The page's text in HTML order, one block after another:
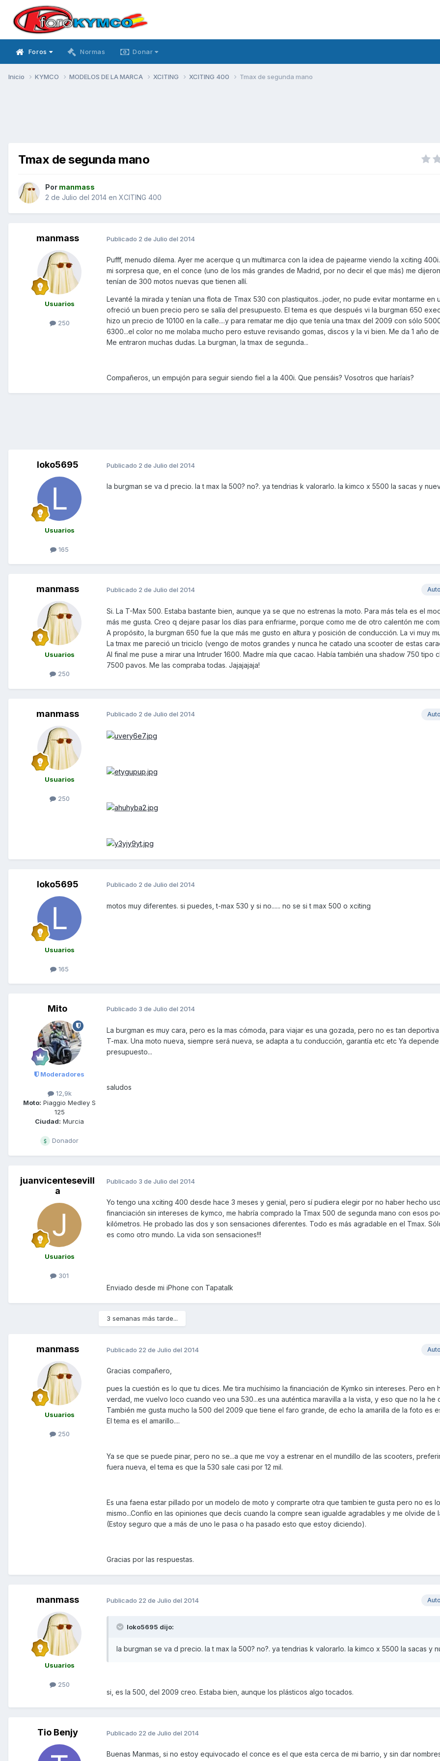
Foros Normas Donar
Inicio KYMCO MODELOS DE LA MARCA XCITING XCITING 400 Tmax de segunda mano
Tmax de segunda mano
Por manmass
2 de Julio del 2014 en XCITING 400
manmass
Usuarios
250
Publicado 2 de Julio del 2014
Pufff, menudo dilema. Ayer me acerque q un multimarca con la idea de pajearme viendo la xciting
mi sorpresa que, en el conce (uno de los más grandes de Madrid, por no decir el que más) me
tenían de 300 motos nuevas que tienen allí.
Levanté la mirada y tenían una flota de Tmax 530 con plastiquitos...joder, no pude evitar montarme en
ofreció un buen precio pero se salía del presupuesto. El tema es que después vi la burgman 650
hizo un precio de 10100 en la calle....y para rematar me dijo que tenía una tmax del 2009 con sólo
6300...el color no me molaba mucho pero estuve revisando gomas, discos y la vi bien. Me da 1 año
Me entraron muchas dudas. La burgman, la tmax de segunda...
Compañeros, un empujón para seguir siendo fiel a la 400i. Que pensáis? Vosotros que haríais?
loko5695
Usuarios
165
Publicado 2 de Julio del 2014
la burgman se va d precio. la t max la 500? no?. ya tendrias k valorarlo. la kimco x 5500 la sacas y
manmass
Usuarios
250
Publicado 2 de Julio del 2014
Si. La T-Max 500. Estaba bastante bien, aunque ya se que no estrenas la moto. Para más tela es el
más me gusta. Creo q dejare pasar los días para enfriarme, porque como me de otro calentón me
A propósito, la burgman 650 fue la que más me gusto en altura y posición de conducción. La vi muy
La tmax me pareció un triciclo (vengo de motos grandes y nunca he catado una scooter de estas
Al final me puse a mirar una Intruder 1600. Madre mía que cacao. Había también una shadow 750 tipo
7500 pavos. Me las compraba todas. Jajajajaja!
manmass
Usuarios
250
Publicado 2 de Julio del 2014
loko5695
Usuarios
165
Publicado 2 de Julio del 2014
motos muy diferentes. si puedes, t-max 530 y si no...... no se si t max 500 o xciting
Mito
Moderadores
12,9k
Moto: Piaggio Medley S
125
Ciudad: Murcia
Donador
Publicado 3 de Julio del 2014
La burgman es muy cara, pero es la mas cómoda, para viajar es una gozada, pero no es tan
T-max. Una moto nueva, siempre será nueva, se adapta a tu conducción, garantía etc etc Ya
presupuesto...
saludos
juanvicentesevill
a
Usuarios
301
Publicado 3 de Julio del 2014
Yo tengo una xciting 400 desde hace 3 meses y genial, pero sí pudiera elegir por no haber hecho
financiación sin intereses de kymco, me habría comprado la Tmax 500 de segunda mano con esos
kilómetros. He probado las dos y son sensaciones diferentes. Todo es más agradable en el Tmax.
es como otro mundo. La vida son sensaciones!!!
Enviado desde mi iPhone con Tapatalk
3 semanas más tarde...
manmass
Usuarios
250
Publicado 22 de Julio del 2014
Gracias compañero,
pues la cuestión es lo que tu dices. Me tira muchísimo la financiación de Kymko sin intereses. Pero en
verdad, me vuelvo loco cuando veo una 530...es una auténtica maravilla a la vista, y eso que no la he
También me gusta mucho la 500 del 2009 que tiene el faro grande, de echo la amarilla de la foto es
El tema es el amarillo....
Ya se que se puede pinar, pero no se...a que me voy a estrenar en el mundillo de las scooters,
fuera nueva, el tema es que la 530 sale casi por 12 mil.
Es una faena estar pillado por un modelo de moto y comprarte otra que tambien te gusta pero no es lo
mismo...Confío en las opiniones que decís cuando la compre sean igualde agradables y me olvide de
(Estoy seguro que a más de uno le pasa o ha pasado esto que estoy diciendo).
Gracias por las respuestas.
manmass
Usuarios
250
Publicado 22 de Julio del 2014
loko5695 dijo:
la burgman se va d precio. la t max la 500? no?. ya tendrias k valorarlo. la kimco x 5500 la sacas y
si, es la 500, del 2009 creo. Estaba bien, aunque los plásticos algo tocados.
Tio Benjy Publicado 22 de Julio del 2014
Buenas Manmas, si no estoy equivocado el conce es el que esta cerca de mi barrio, y sin dar